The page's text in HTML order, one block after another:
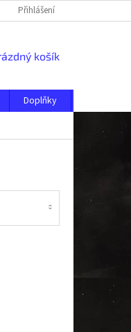
AKTUALITYPřihlášení
košík
Doplňky